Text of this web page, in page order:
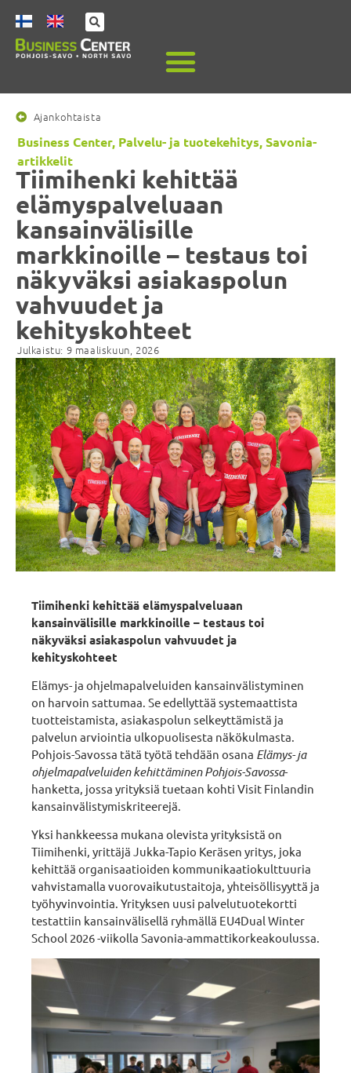
Ajankohtaista
Business Center, Palvelu- ja tuotekehitys,Savonia-
artikkelit
Tiimihenki kehittää
elämyspalveluaan
kansainvälisille
markkinoille – testaus toi
näkyväksi asiakaspolun
vahvuudet ja
kehityskohteet
Julkaistu: 9 maaliskuun, 2026
Tiimihenki kehittää elämyspalveluaan
kansainvälisille markkinoille – testaus toi
näkyväksi asiakaspolun vahvuudet ja
kehityskohteet
Elämys- ja ohjelmapalveluiden kansainvälistyminen
on harvoin sattumaa. Se edellyttää systemaattista
tuotteistamista, asiakaspolun selkeyttämistä ja
palvelun arviointia ulkopuolisesta näkökulmasta.
Pohjois-Savossa tätä työtä tehdään osana Elämys- ja
ohjelmapalveluiden kehittäminen Pohjois-Savossa-
hanketta, jossa yrityksiä tuetaan kohti Visit Finlandin
kansainvälistymiskriteerejä.
Yksi hankkeessa mukana olevista yrityksistä on
Tiimihenki, yrittäjä Jukka-Tapio Keräsen yritys, joka
kehittää organisaatioiden kommunikaatiokulttuuria
vahvistamalla vuorovaikutustaitoja, yhteisöllisyyttä ja
työhyvinvointia. Yrityksen uusi palvelutuotekortti
testattiin kansainvälisellä ryhmällä EU4Dual Winter
School 2026 -viikolla Savonia-ammattikorkeakoulussa.